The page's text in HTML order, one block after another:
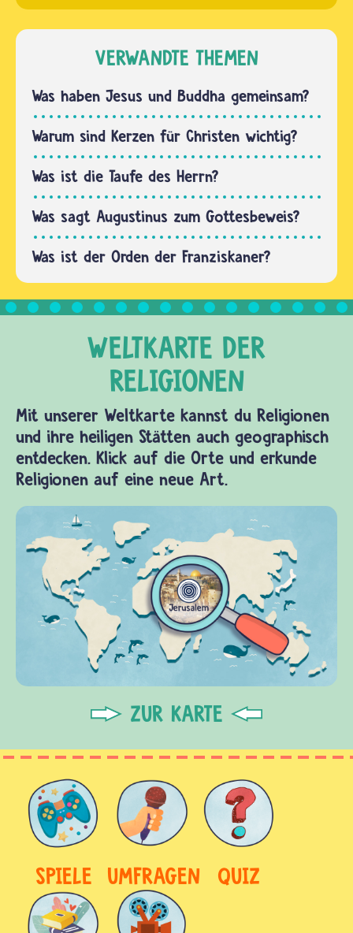
„Professor“.
Wort…
genau
geklärt,
Jesus
geboren
wurde.
Im
Zweiten
Testament
der Bibel
berichten
die…
VERWANDTE THEMEN
Was haben Jesus und Buddha gemeinsam?
Warum sind Kerzen für Christen wichtig?
Was ist die Taufe des Herrn?
Was sagt Augustinus zum Gottesbeweis?
Was ist der Orden der Franziskaner?
Mit unserer Weltkarte kannst du Religionen
und ihre heiligen Stätten auch geographisch
entdecken. Klick auf die Orte und erkunde
Religionen auf eine neue Art.
ZUR KARTE
SPIELE UMFRAGEN QUIZ